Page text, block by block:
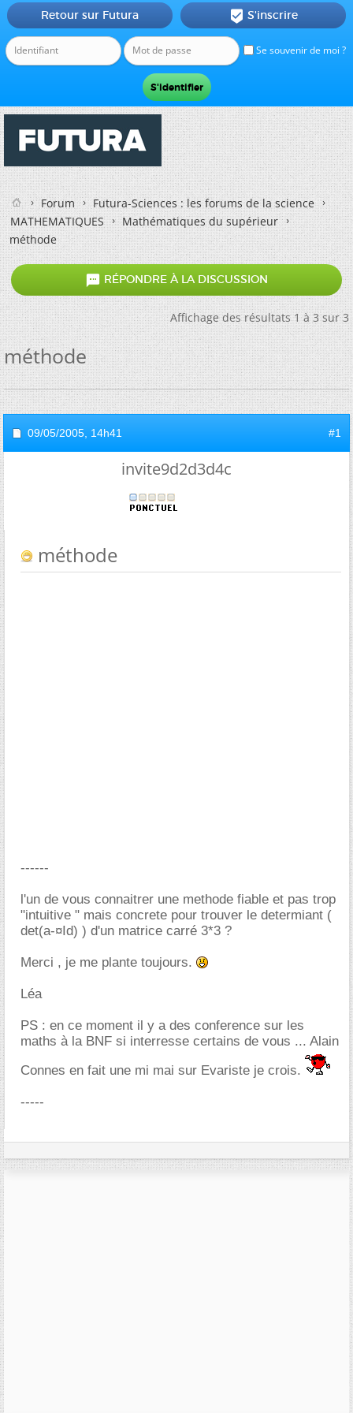
Se souvenir de moi ?
Retour sur Futura  S'inscrire
Forum
Futura-Sciences : les forums de la science
MATHEMATIQUES
Mathématiques du supérieur
méthode
 RÉPONDRE À LA DISCUSSION
Affichage des résultats 1 à 3 sur 3
méthode
09/05/2005, 14h41 #1
invite9d2d3d4c
méthode
------
l'un de vous connaitrer une methode fiable et pas trop
"intuitive " mais concrete pour trouver le determiant (
det(a-¤Id) ) d'un matrice carré 3*3 ?
Merci , je me plante toujours.
Léa
PS : en ce moment il y a des conference sur les
maths à la BNF si interresse certains de vous ... Alain
Connes en fait une mi mai sur Evariste je crois.
-----